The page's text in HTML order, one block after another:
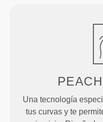
PEACH
Una tecnología
tus curvas y te